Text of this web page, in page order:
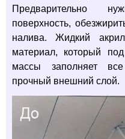
Предварительно
поверхность,
налива. Жидкий
материал, который
массы заполняет
прочный внешний слой.